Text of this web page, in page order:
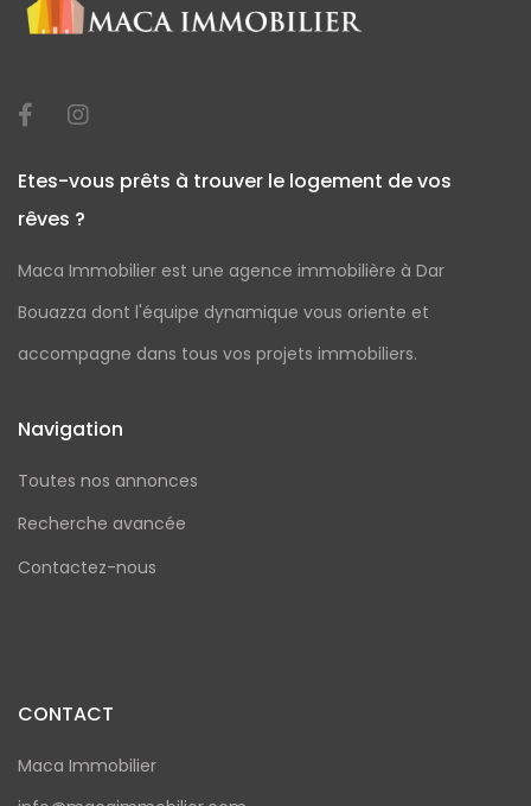
Etes-vous prêts à trouver le logement de vos
rêves ?
Maca Immobilier est une agence immobilière à Dar
Bouazza dont l'équipe dynamique vous oriente et
accompagne dans tous vos projets immobiliers.
Navigation
Toutes nos annonces
Recherche avancée
Contactez-nous
CONTACT
Maca Immobilier